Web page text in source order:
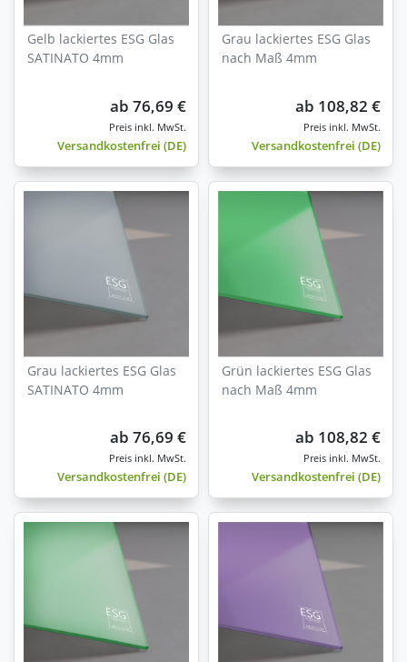
Gelb lackiertes ESG Glas
SATINATO 4mm
ab 76,69 €
Versandkostenfrei (DE)
Grau lackiertes ESG Glas
nach Maß 4mm
ab 108,82 €
Versandkostenfrei (DE)
Grau lackiertes ESG Glas
SATINATO 4mm
ab 76,69 €
Versandkostenfrei (DE)
Grün lackiertes ESG Glas
nach Maß 4mm
ab 108,82 €
Versandkostenfrei (DE)